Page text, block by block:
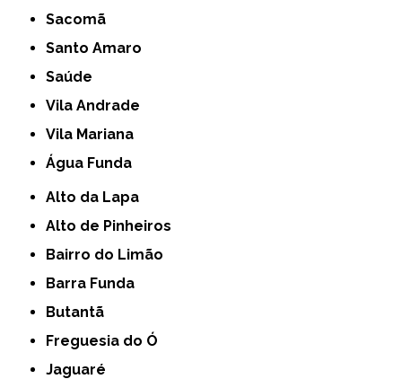
Sacomã
Santo Amaro
Saúde
Vila Andrade
Vila Mariana
Água Funda
Alto da Lapa
Alto de Pinheiros
Bairro do Limão
Barra Funda
Butantã
Freguesia do Ó
Jaguaré